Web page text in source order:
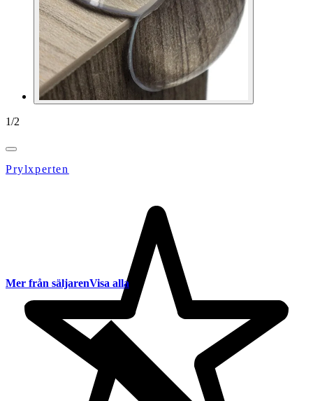
1/2
Prylxperten
Mer från säljarenVisa alla